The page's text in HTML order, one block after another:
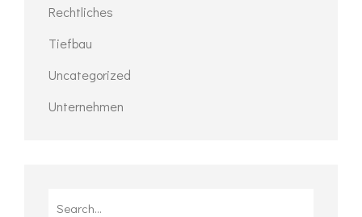
Rechtliches
Tiefbau
Uncategorized
Unternehmen